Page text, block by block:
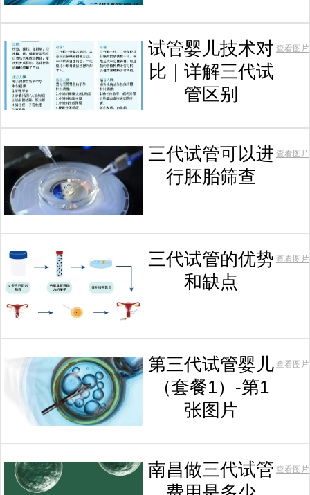
试管婴儿技术对
比｜详解三代试
管区别
查看图片
三代试管可以进
行胚胎筛查
查看图片
三代试管的优势
和缺点
查看图片
第三代试管婴儿
（套餐1）-第1
张图片
查看图片
南昌做三代试管 查看图片